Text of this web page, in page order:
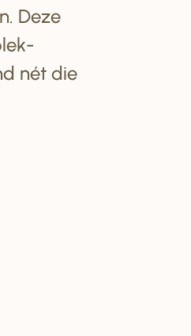
Deze
nét die